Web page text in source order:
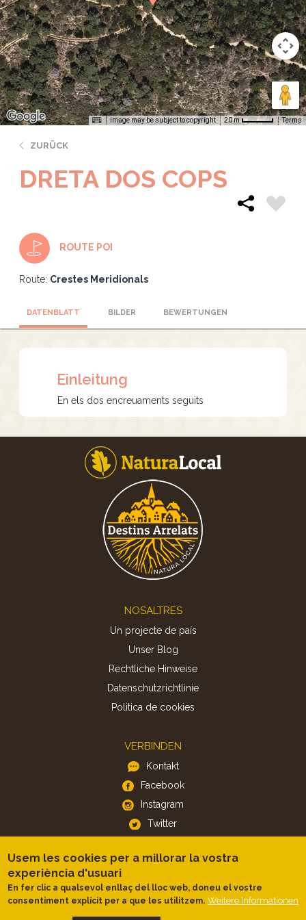
Image may be subject to copyright 20 m Terms
ZURÜCK
DRETA DOS COPS
ROUTE POI
Route: Crestes Meridionals
DATENBLATT BILDER BEWERTUNGEN
Einleitung
En els dos encreuaments seguits
NOSALTRES
Un projecte de país
Unser Blog
Rechtliche Hinweise
Datenschutzrichtlinie
Politica de cookies
VERBINDEN
Kontakt
Facebook
Instagram
Twitter
APP
iOS
Android
Usem les cookies per a millorar la vostra
experiència d'usuari
En fer clic a qualsevol enllaç del lloc web, doneu el vostre
consentiment explícit per a que les utilitzem. Weitere Informationen